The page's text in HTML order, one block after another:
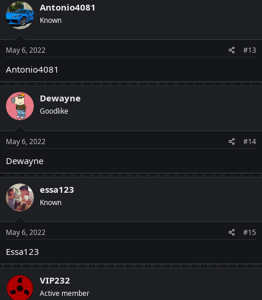
Antonio4081
Known
May 6, 2022 #13
Antonio4081
Dewayne
Goodlike
May 6, 2022 #14
Dewayne
essa123
Known
May 6, 2022 #15
Essa123
VIP232
Active member